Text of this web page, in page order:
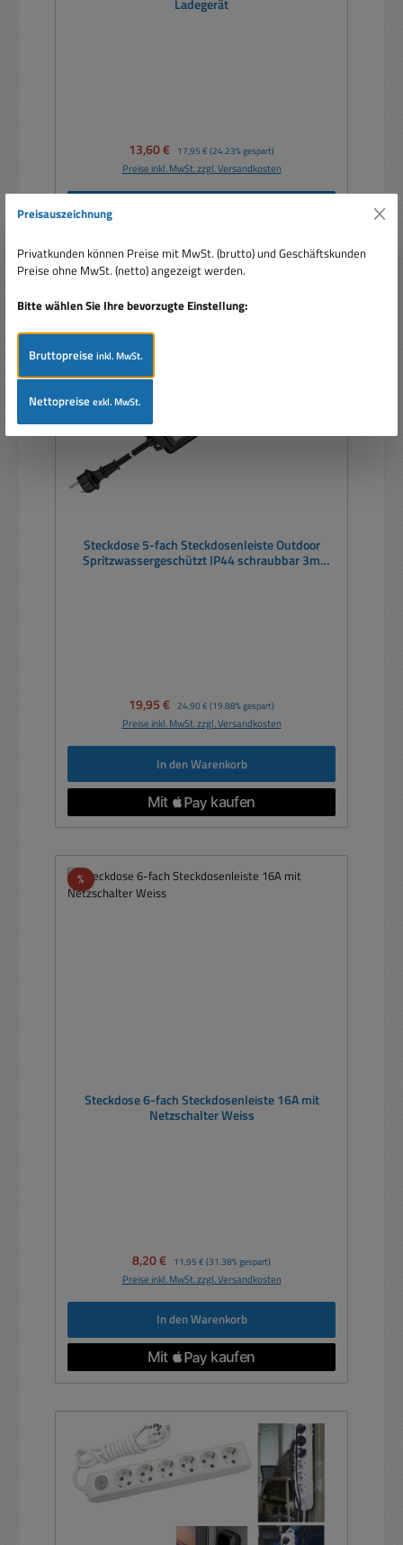
Ladegerät
Verkaufspreis:
13,60 € Regulärer Preis:
17,95 € (24.23% gespart)
Preise inkl. MwSt. zzgl. Versandkosten
Steckdose 5-fach Steckdosenleiste Outdoor
Spritzwassergeschützt IP44 schraubbar 3m
Verkaufspreis:
19,95 € Regulärer Preis:
24,90 € (19.88% gespart)
Preise inkl. MwSt. zzgl. Versandkosten
In den Warenkorb
%Rabatt
Steckdose 6-fach Steckdosenleiste 16A mit
Netzschalter Weiss
Verkaufspreis:
8,20 € Regulärer Preis:
11,95 € (31.38% gespart)
Preise inkl. MwSt. zzgl. Versandkosten
In den Warenkorb
Preisauszeichnung
Privatkunden können Preise mit MwSt. (brutto) und Geschäftskunden
Preise ohne MwSt. (netto) angezeigt werden.
Bitte wählen Sie Ihre bevorzugte Einstellung:
Bruttopreiseinkl. MwSt.
Nettopreiseexkl. MwSt.